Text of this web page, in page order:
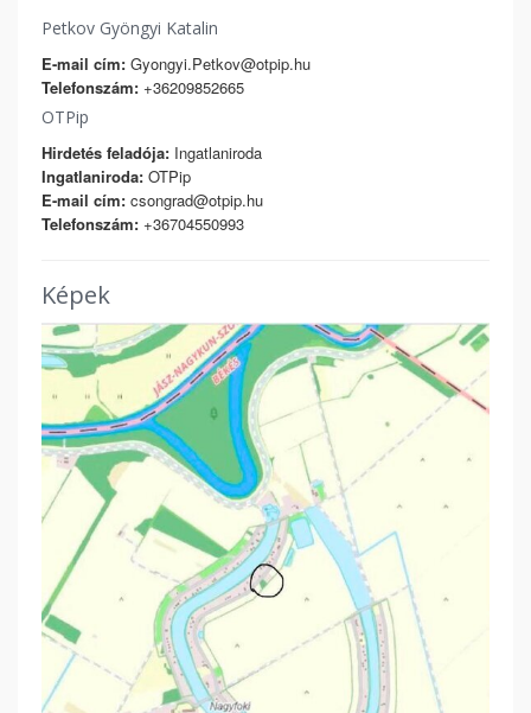
Petkov Gyöngyi Katalin
E-mail cím: Gyongyi.Petkov@otpip.hu
Telefonszám: +36209852665
OTPip
Hirdetés feladója: Ingatlaniroda
Ingatlaniroda: OTPip
E-mail cím: csongrad@otpip.hu
Telefonszám: +36704550993
Képek